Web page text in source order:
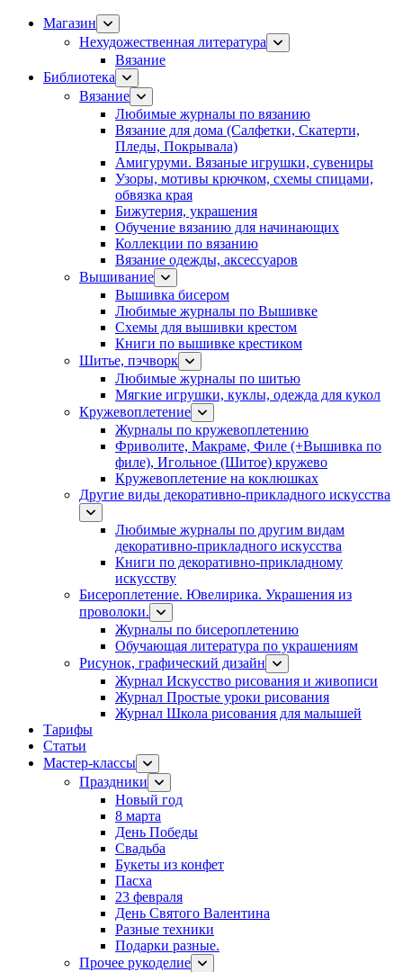
Магазин
Нехудожественная литература
Вязание
Библиотека
Вязание
Любимые журналы по вязанию
Вязание для дома (Салфетки, Скатерти,
Пледы, Покрывала)
Амигуруми. Вязаные игрушки, сувениры
Узоры, мотивы крючком, схемы спицами,
обвязка края
Бижутерия, украшения
Обучение вязанию для начинающих
Коллекции по вязанию
Вязание одежды, аксессуаров
Вышивание
Вышивка бисером
Любимые журналы по Вышивке
Схемы для вышивки крестом
Книги по вышивке крестиком
Шитье, пэчворк
Любимые журналы по шитью
Мягкие игрушки, куклы, одежда для кукол
Кружевоплетение
Журналы по кружевоплетению
Фриволите, Макраме, Филе (+Вышивка по
филе), Игольное (Шитое) кружево
Кружевоплетение на коклюшках
Другие виды декоративно-прикладного искусства
Любимые журналы по другим видам
декоративно-прикладного искусства
Книги по декоративно-прикладному
искусству
Бисероплетение. Ювелирика. Украшения из
проволоки.
Журналы по бисероплетению
Обучающая литература по украшениям
Рисунок, графический дизайн
Журнал Искусство рисования и живописи
Журнал Простые уроки рисования
Журнал Школа рисования для малышей
Тарифы
Статьи
Мастер-классы
Праздники
Новый год
8 марта
День Победы
Свадьба
Букеты из конфет
Пасха
23 февраля
День Святого Валентина
Разные техники
Подарки разные.
Прочее рукоделие